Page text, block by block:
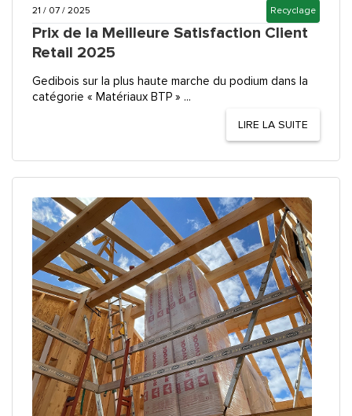
21 / 07 / 2025 Recyclage
Prix de la Meilleure Satisfaction Client
Retail 2025
Gedibois sur la plus haute marche du podium dans la
catégorie « Matériaux BTP » ...
LIRE LA SUITE